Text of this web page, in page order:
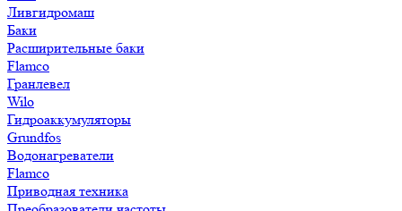
Ливгидромаш
Баки
Расширительные баки
Flamco
Гранлевел
Wilo
Гидроаккумуляторы
Grundfos
Водонагреватели
Flamco
Приводная техника